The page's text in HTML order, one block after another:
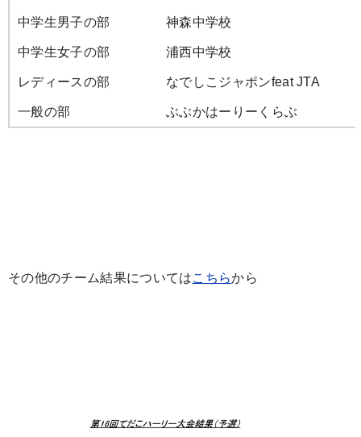
中学生男子の部 神森中学校
中学生女子の部 浦西中学校
レディースの部 なでしこジャポンfeat JTA
一般の部 ぶぶかはーりーくらぶ
その他のチーム結果についてはこちらから